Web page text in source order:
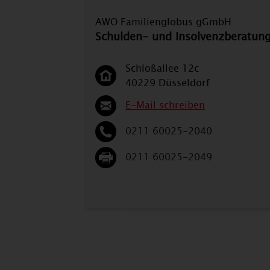
AWO Familienglobus gGmbH
Schulden- und
Schloßallee 12c
40229 Düsseldorf
E-Mail schreiben
0211 60025-2040
0211 60025-2049